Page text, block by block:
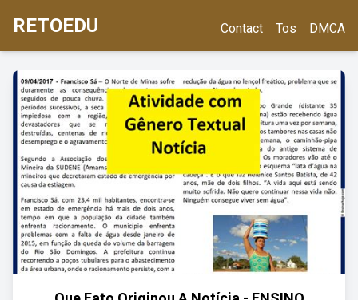
RETOEDU Contact Tos DMCA